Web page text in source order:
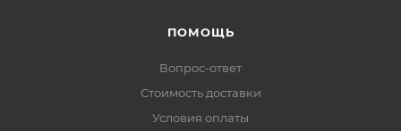
ПОМОЩЬ
Вопрос-ответ
Стоимость доставки
Условия оплаты